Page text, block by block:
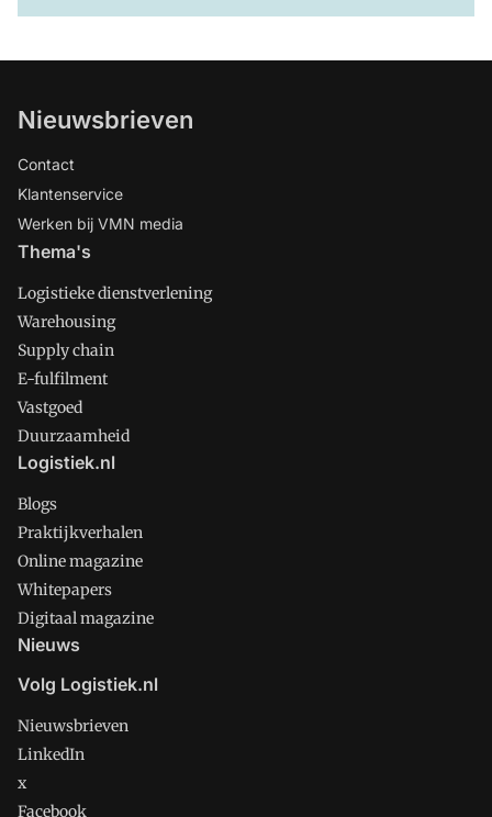
Nieuwsbrieven
Contact
Klantenservice
Werken bij VMN media
Thema's
Logistieke dienstverlening
Warehousing
Supply chain
E-fulfilment
Vastgoed
Duurzaamheid
Logistiek.nl
Blogs
Praktijkverhalen
Online magazine
Whitepapers
Digitaal magazine
Nieuws
Volg Logistiek.nl
Nieuwsbrieven
LinkedIn
x
Facebook